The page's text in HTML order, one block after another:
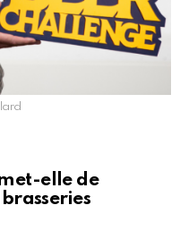
elle de